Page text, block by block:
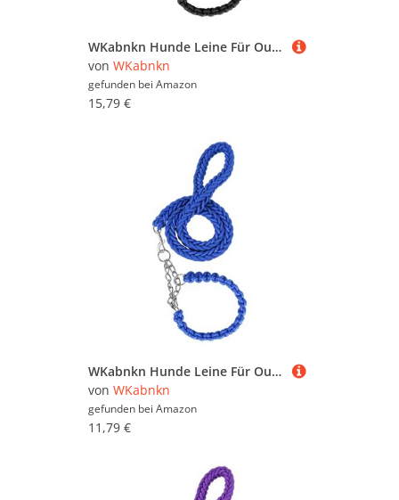
WKabnkn Hunde Leine Für Outdoor Walking Nopull Haustiertraining Leiter Praktisches Nylon Leine Einstellbares Traktionsseil Für Große Hunde Blei
von WKabnkn
gefunden bei Amazon
15,79 €
WKabnkn Hunde Leine Für Outdoor Walking Nopull Haustiertraining Leiter Praktisches Nylon Leine Einstellbares Traktionsseil Für Große Hunde Blei
von WKabnkn
gefunden bei Amazon
11,79 €